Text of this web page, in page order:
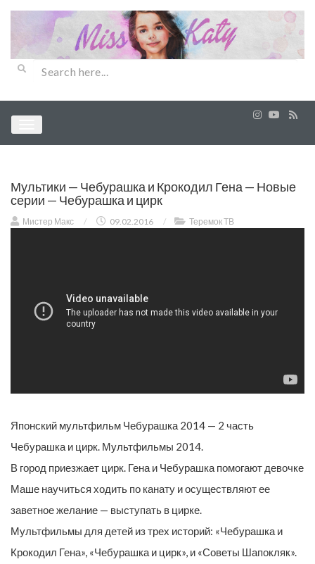
Мультики — Чебурашка и Крокодил Гена — Новые
серии — Чебурашка и цирк
Мистер Макс / 09.02.2016 / Теремок ТВ
Японский мультфильм Чебурашка 2014 — 2 часть
Чебурашка и цирк. Мультфильмы 2014.
В город приезжает цирк. Гена и Чебурашка помогают девочке
Маше научиться ходить по канату и осуществляют ее
заветное желание — выступать в цирке.
Мультфильмы для детей из трех историй: «Чебурашка и
Крокодил Гена», «Чебурашка и цирк», и «Советы Шапокляк».